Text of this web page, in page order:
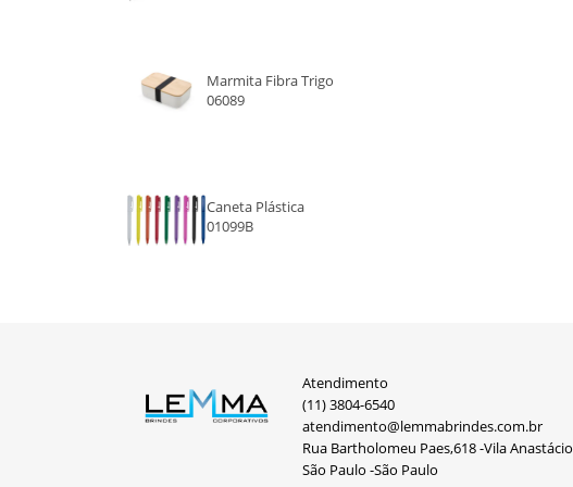
ROXO
KRAFT
AZUL CLARO
PINK
Marmita Fibra Trigo
06089
Caneta Plástica
01099B
Atendimento
(11) 3804-6540
atendimento@lemmabrindes.com.br
Rua Bartholomeu Paes,618 -Vila Anastácio
São Paulo -São Paulo